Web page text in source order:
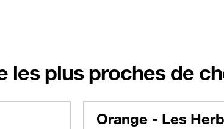
les plus proches de
Orange - Les